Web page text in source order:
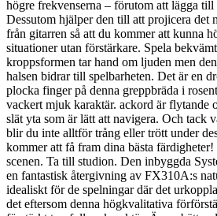
högre frekvenserna – förutom att lägga
Dessutom hjälper den till att projicera det
från gitarren så att du kommer att kunna
situationer utan förstärkare. Spela
kroppsformen tar hand om ljuden men
halsen bidrar till spelbarheten. Det är en
plocka finger på denna greppbräda i
vackert mjuk karaktär. ackord är flytande
slät yta som är lätt att navigera. Och tack
blir du inte alltför trång eller trött under
kommer att få fram dina bästa
scenen. Ta till studion. Den inbyggda
en fantastisk återgivning av FX310A:s
idealiskt för de spelningar där det
det eftersom denna högkvalitativa